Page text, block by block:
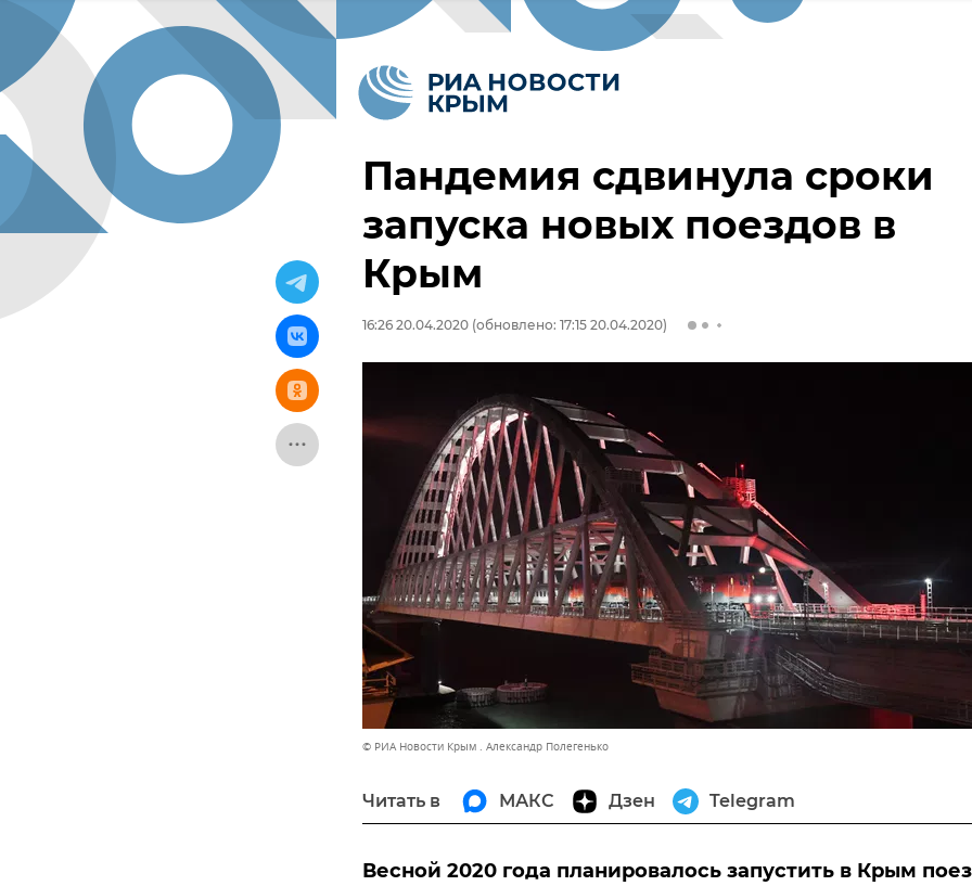
Пандемия сдвинула сроки
запуска новых поездов в
Крым
16:26 20.04.2020 (обновлено: 17:15 20.04.2020)
© РИА Новости Крым . Александр Полегенько
Читать в МАКС Дзен Telegram
Весной 2020 года планировалось запустить в Крым